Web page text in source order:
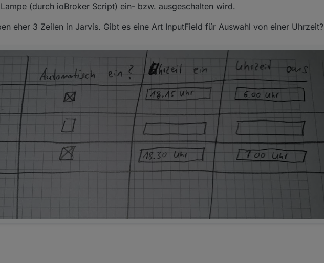
(durch ioBroker Script) ein- bzw. ausgeschalten wird.
eher 3 Zeilen in Jarvis. Gibt es eine Art InputField für Auswahl von einer Uhrzeit?